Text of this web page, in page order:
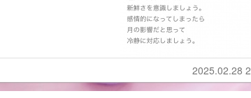
2025.02.28